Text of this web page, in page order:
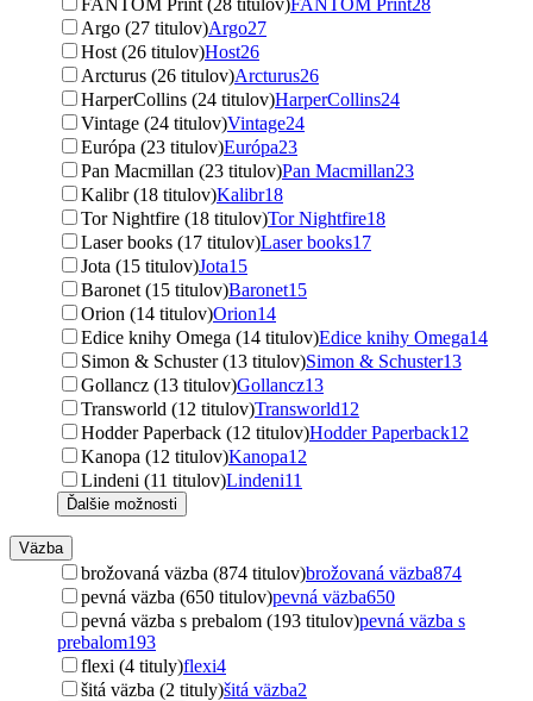
Argo (27 titulov)Argo27
Host (26 titulov)Host26
Arcturus (26 titulov)Arcturus26
HarperCollins (24 titulov)HarperCollins24
Vintage (24 titulov)Vintage24
Európa (23 titulov)Európa23
Pan Macmillan (23 titulov)Pan Macmillan23
Kalibr (18 titulov)Kalibr18
Tor Nightfire (18 titulov)Tor Nightfire18
Laser books (17 titulov)Laser books17
Jota (15 titulov)Jota15
Baronet (15 titulov)Baronet15
Orion (14 titulov)Orion14
Edice knihy Omega (14 titulov)Edice knihy Omega14
Simon & Schuster (13 titulov)Simon & Schuster13
Gollancz (13 titulov)Gollancz13
Transworld (12 titulov)Transworld12
Hodder Paperback (12 titulov)Hodder Paperback12
Kanopa (12 titulov)Kanopa12
Lindeni (11 titulov)Lindeni11
Ďalšie možnosti
Väzba
brožovaná väzba (874 titulov)brožovaná väzba874
pevná väzba (650 titulov)pevná väzba650
pevná väzba s prebalom (193 titulov)pevná väzba s
prebalom193
flexi (4 tituly)flexi4
šitá väzba (2 tituly)šitá väzba2